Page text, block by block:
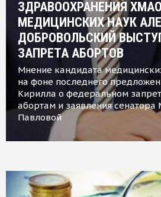
ЗДРАВООХРАНЕНИЯ
МЕДИЦИНСКИХ НАУК
ДОБРОВОЛЬСКИЙ
ЗАПРЕТА АБОРТОВ
Мнение кандидата
на фоне последнего
Кирилла о федеральном
абортам и заявления сенатора
Павловой